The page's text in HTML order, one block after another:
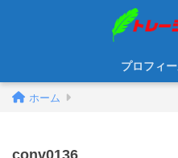
プロフィ
ホーム
conv0136